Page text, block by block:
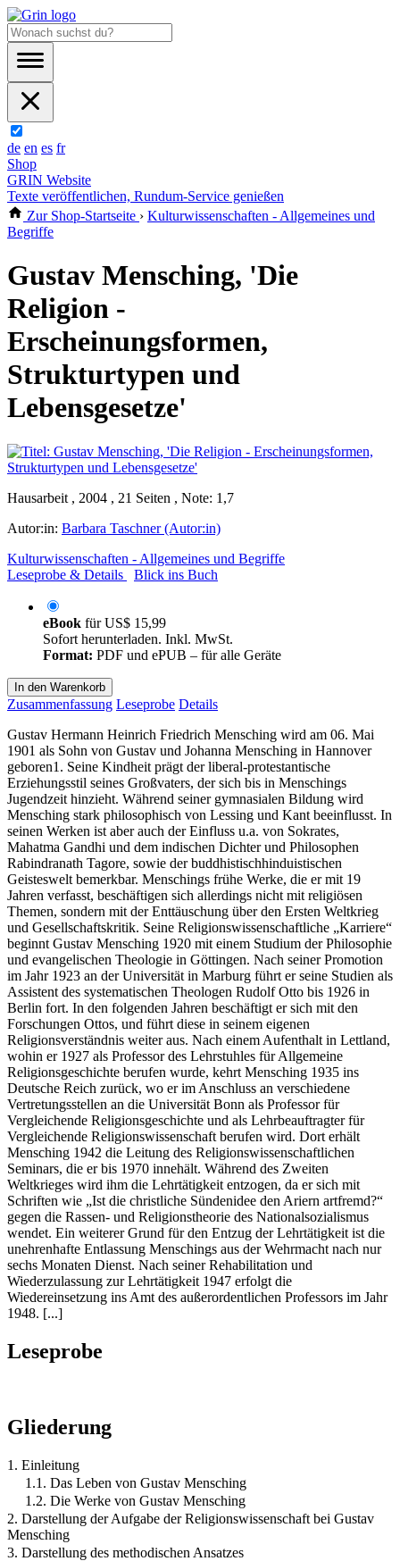
de en es fr
Shop
GRIN Website
Texte veröffentlichen, Rundum-Service genießen
Zur Shop-Startseite › Kulturwissenschaften - Allgemeines und
Begriffe
Gustav Mensching, 'Die
Religion -
Erscheinungsformen,
Strukturtypen und
Lebensgesetze'
Hausarbeit , 2004 , 21 Seiten , Note: 1,7
Autor:in: Barbara Taschner (Autor:in)
Kulturwissenschaften - Allgemeines und Begriffe
Leseprobe & Details
Blick ins Buch
eBook fürUS$ 15,99
Sofort herunterladen. Inkl. MwSt.
Format: PDF und ePUB – für alle Geräte
In den Warenkorb
Zusammenfassung Leseprobe Details
Gustav Hermann Heinrich Friedrich Mensching wird am 06. Mai
1901 als Sohn von Gustav und Johanna Mensching in Hannover
geboren1. Seine Kindheit prägt der liberal-protestantische
Erziehungsstil seines Großvaters, der sich bis in Menschings
Jugendzeit hinzieht. Während seiner gymnasialen Bildung wird
Mensching stark philosophisch von Lessing und Kant beeinflusst. In
seinen Werken ist aber auch der Einfluss u.a. von Sokrates,
Mahatma Gandhi und dem indischen Dichter und Philosophen
Rabindranath Tagore, sowie der buddhistischhinduistischen
Geisteswelt bemerkbar. Menschings frühe Werke, die er mit 19
Jahren verfasst, beschäftigen sich allerdings nicht mit religiösen
Themen, sondern mit der Enttäuschung über den Ersten Weltkrieg
und Gesellschaftskritik. Seine Religionswissenschaftliche „Karriere“
beginnt Gustav Mensching 1920 mit einem Studium der Philosophie
und evangelischen Theologie in Göttingen. Nach seiner Promotion
im Jahr 1923 an der Universität in Marburg führt er seine Studien als
Assistent des systematischen Theologen Rudolf Otto bis 1926 in
Berlin fort. In den folgenden Jahren beschäftigt er sich mit den
Forschungen Ottos, und führt diese in seinem eigenen
Religionsverständnis weiter aus. Nach einem Aufenthalt in Lettland,
wohin er 1927 als Professor des Lehrstuhles für Allgemeine
Religionsgeschichte berufen wurde, kehrt Mensching 1935 ins
Deutsche Reich zurück, wo er im Anschluss an verschiedene
Vertretungsstellen an die Universität Bonn als Professor für
Vergleichende Religionsgeschichte und als Lehrbeauftragter für
Vergleichende Religionswissenschaft berufen wird. Dort erhält
Mensching 1942 die Leitung des Religionswissenschaftlichen
Seminars, die er bis 1970 innehält. Während des Zweiten
Weltkrieges wird ihm die Lehrtätigkeit entzogen, da er sich mit
Schriften wie „Ist die christliche Sündenidee den Ariern artfremd?“
gegen die Rassen- und Religionstheorie des Nationalsozialismus
wendet. Ein weiterer Grund für den Entzug der Lehrtätigkeit ist die
unehrenhafte Entlassung Menschings aus der Wehrmacht nach nur
sechs Monaten Dienst. Nach seiner Rehabilitation und
Wiederzulassung zur Lehrtätigkeit 1947 erfolgt die
Wiedereinsetzung ins Amt des außerordentlichen Professors im Jahr
1948. [...]
Leseprobe
Gliederung
1. Einleitung
1.1. Das Leben von Gustav Mensching
1.2. Die Werke von Gustav Mensching
2. Darstellung der Aufgabe der Religionswissenschaft bei Gustav
Mensching
3. Darstellung des methodischen Ansatzes